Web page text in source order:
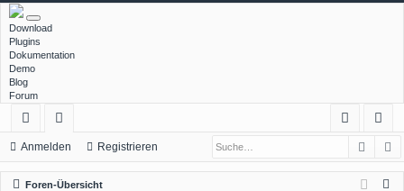
Download
Plugins
Dokumentation
Demo
Blog
Forum
ch
ne
or
en
m
ist
Anmelden Registrieren
Foren-Übersicht